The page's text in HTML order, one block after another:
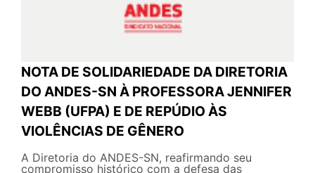
NOTA DE SOLIDARIEDADE DA DIRETORIA
DO ANDES-SN À PROFESSORA JENNIFER
WEBB (UFPA) E DE REPÚDIO ÀS
VIOLÊNCIAS DE GÊNERO
A Diretoria do ANDES-SN, reafirmando seu
compromisso histórico com a defesa das